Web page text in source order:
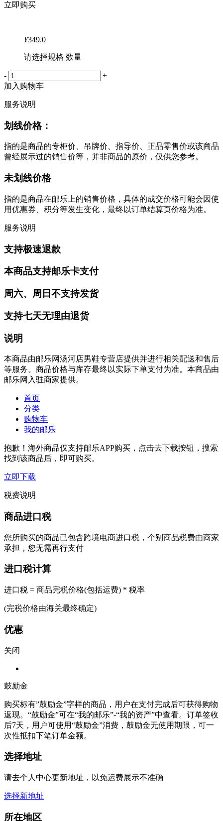
立即购买
¥349.0
请选择规格 数量
-
+
加入购物车
服务说明
划线价格：
指的是商品的专柜价、吊牌价、指导价、正品零售价或该商品
曾经展示过的销售价等，并非商品的原价，仅供您参考。
未划线价格
指的是商品在邮乐上的销售价格，具体的成交价格可能会因使
用优惠券、积分等发生变化，最终以订单结算页价格为准。
服务说明
支持极速退款
本商品支持邮乐卡支付
周六、周日不支持发货
支持七天无理由退货
说明
本商品由邮乐网汤河店男鞋专营店提供并进行相关配送和售后
等服务。商品价格与库存最终以实际下单支付为准。本商品由
邮乐网入驻商家提供。
首页
分类
购物车
我的邮乐
抱歉！海外商品仅支持邮乐APP购买，点击去下载按钮，搜索
找到该商品后，即可购买。
立即下载
税费说明
商品进口税
您所购买的商品已包含跨境电商进口税，个别商品税费由商家
承担，您无需再行支付
进口税计算
进口税 = 商品完税价格(包括运费) * 税率
(完税价格由海关最终确定)
优惠
关闭
鼓励金
购买标有”鼓励金”字样的商品，用户在支付完成后可获得购物
返现。“鼓励金”可在“我的邮乐”-“我的资产”中查看。订单签收
后7天，用户可使用“鼓励金”消费，鼓励金无使用期限，可一
次性抵扣下笔订单金额。
选择地址
请去个人中心更新地址，以免运费展示不准确
选择新地址
所在地区